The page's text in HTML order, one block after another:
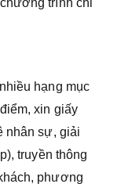
trình chi
hạng mục
xin giấy
nhân sự, giải
truyền thông
phương